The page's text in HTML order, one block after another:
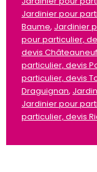
Jardinier pour
Baume, Jardinier
pour particulier,
devis
particulier, devis
particulier, devis
Draguignan,
Jardinier pour
particulier, devis